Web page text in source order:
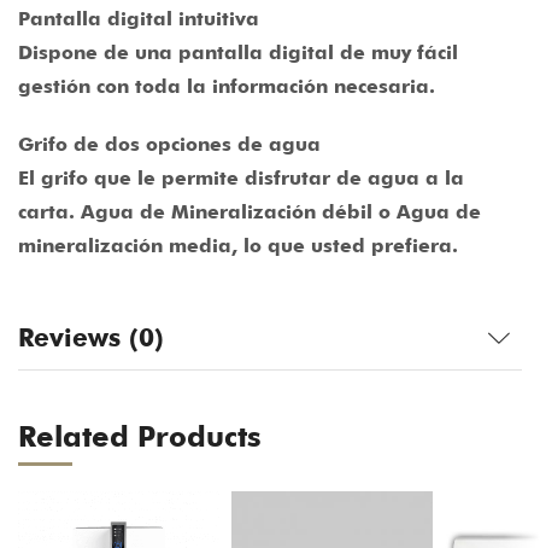
Pantalla digital intuitiva
Dispone de una pantalla digital de muy fácil
gestión con toda la información necesaria.
Grifo de dos opciones de agua
El grifo que le permite disfrutar de agua a la
carta. Agua de Mineralización débil o Agua de
mineralización media, lo que usted prefiera.
Reviews (0)
Related Products